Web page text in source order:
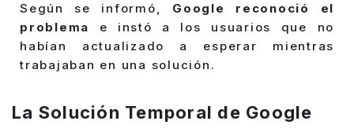
Según se informó, Google reconoció el
problema
e instó a los usuarios que no
habían actualizado a esperar mientras
trabajaban en una solución.
La Solución Temporal de Google